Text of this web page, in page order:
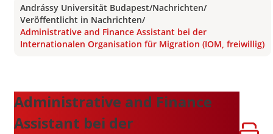
Andrássy Universität Budapest/Nachrichten/
Veröffentlicht in Nachrichten/
Administrative and Finance Assistant bei der
Internationalen Organisation für Migration (IOM, freiwillig)
Administrative and Finance
Assistant bei der